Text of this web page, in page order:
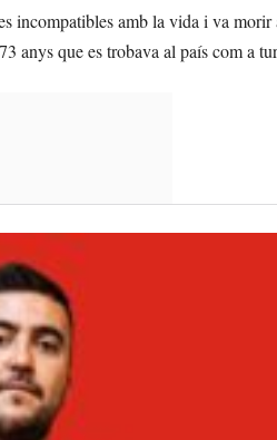
incompatibles amb la vida i va morir
anys que es trobava al país com a